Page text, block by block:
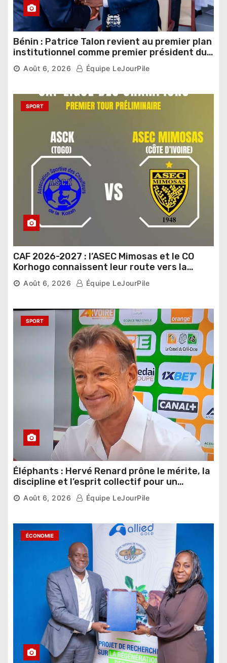
Bénin : Patrice Talon revient au premier plan
institutionnel comme premier président du
Sénat
Août 6, 2026 Équipe LeJourPile
SPORT
CAF 2026-2027 : l’ASEC Mimosas et le CO
Korhogo connaissent leur route vers la
phase de groupes
Août 6, 2026 Équipe LeJourPile
SPORT
Éléphants : Hervé Renard prône le mérite, la
discipline et l’esprit collectif pour un
nouveau départ
Août 6, 2026 Équipe LeJourPile
ÉCONOMIE